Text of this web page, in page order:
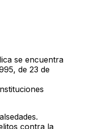
se encuentra
de 23 de
contra la